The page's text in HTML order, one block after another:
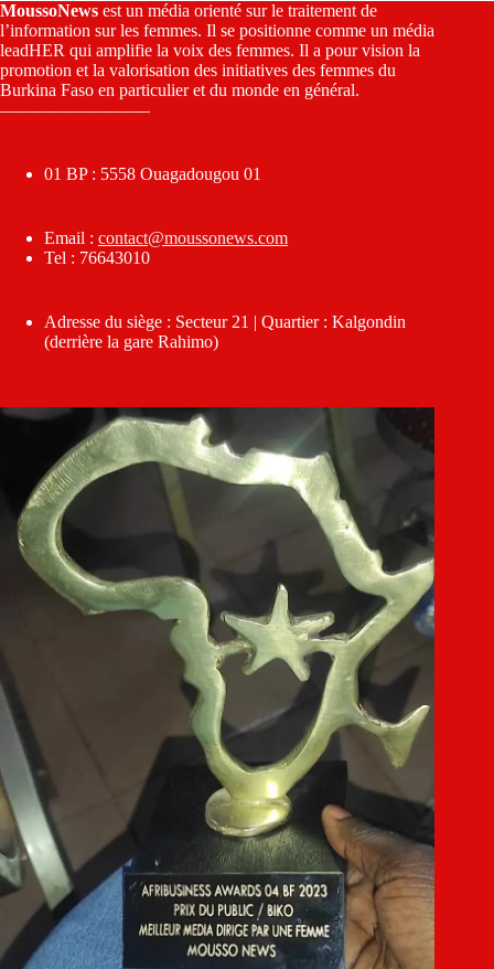
MoussoNews est un média orienté sur le traitement de
l’information sur les femmes. Il se positionne comme un média
leadHER qui amplifie la voix des femmes. Il a pour vision la
promotion et la valorisation des initiatives des femmes du
Burkina Faso en particulier et du monde en général.
————————–
01 BP : 5558 Ouagadougou 01
Email : contact@moussonews.com
Tel : 76643010
Adresse du siège : Secteur 21 | Quartier : Kalgondin
(derrière la gare Rahimo)